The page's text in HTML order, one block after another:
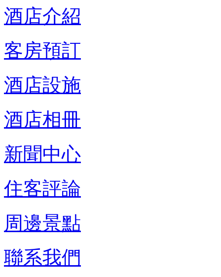
酒店介紹
客房預訂
酒店設施
酒店相冊
新聞中心
住客評論
周邊景點
聯系我們